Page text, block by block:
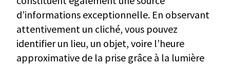
d’informations exceptionnelle. En observant
attentivement un cliché, vous pouvez
identifier un lieu, un objet, voire l’heure
approximative de la prise grâce à la lumière